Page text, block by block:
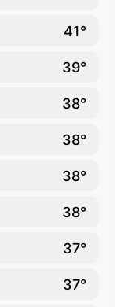
41°
39°
38°
38°
38°
38°
37°
37°